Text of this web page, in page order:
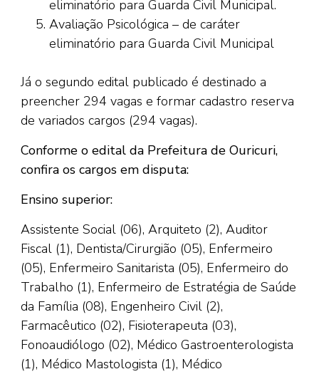
eliminatório para Guarda Civil Municipal.
Avaliação Psicológica – de caráter
eliminatório para Guarda Civil Municipal
Já o segundo edital publicado é destinado a
preencher 294 vagas e formar cadastro reserva
de variados cargos (294 vagas).
Conforme o edital da Prefeitura de Ouricuri,
confira os cargos em disputa:
Ensino superior:
Assistente Social (06), Arquiteto (2), Auditor
Fiscal (1), Dentista/Cirurgião (05), Enfermeiro
(05), Enfermeiro Sanitarista (05), Enfermeiro do
Trabalho (1), Enfermeiro de Estratégia de Saúde
da Família (08), Engenheiro Civil (2),
Farmacêutico (02), Fisioterapeuta (03),
Fonoaudiólogo (02), Médico Gastroenterologista
(1), Médico Mastologista (1), Médico